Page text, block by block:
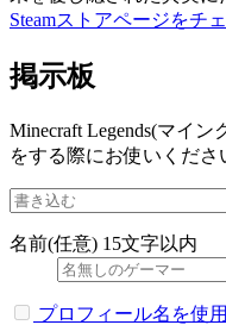
Steamストアページをチ
掲示板
Minecraft Legends(マイ
をする際にお使いくださ
名前(任意) 15文字以内
プロフィール名を使